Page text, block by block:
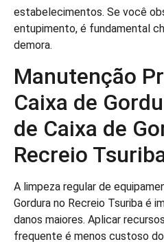
estabelecimentos. Se você
entupimento, é fundamental
demora.
Manutenção
Caixa de
de Caixa de
Recreio
A limpeza regular de
Gordura no Recreio Tsuriba é
danos maiores. Aplicar
frequente é menos custoso